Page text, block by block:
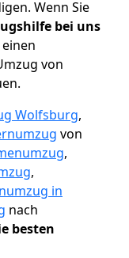
Wenn Sie
bei uns
von
Wolfsburg,
von
,
,
in
nach
besten